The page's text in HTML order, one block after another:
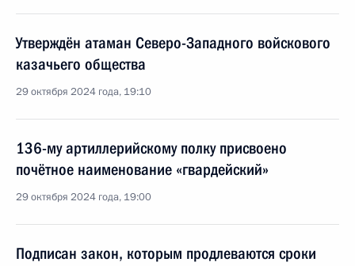
Утверждён атаман Северо-Западного войскового
казачьего общества
29 октября 2024 года, 19:10
136-му артиллерийскому полку присвоено
почётное наименование «гвардейский»
29 октября 2024 года, 19:00
Подписан закон, которым продлеваются сроки